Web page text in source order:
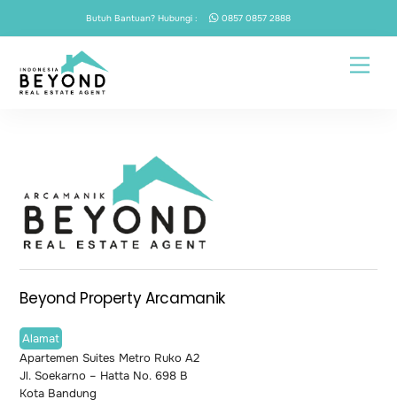
Butuh Bantuan? Hubungi : 0857 0857 2888
Menu
Beyond Property Arcamanik
Alamat
Apartemen Suites Metro Ruko A2
Jl. Soekarno – Hatta No. 698 B
Kota Bandung